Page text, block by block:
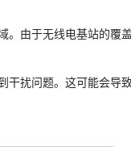
由于无线电基站的覆
扰问题。这可能会导